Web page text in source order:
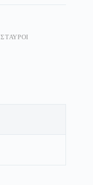
ΣΤΑΥΡΟΊ